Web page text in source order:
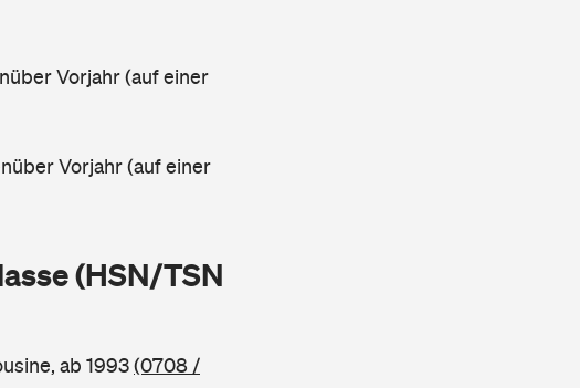
Vorjahr (auf einer
Vorjahr (auf einer
(HSN/TSN
ab 1993(0708 /